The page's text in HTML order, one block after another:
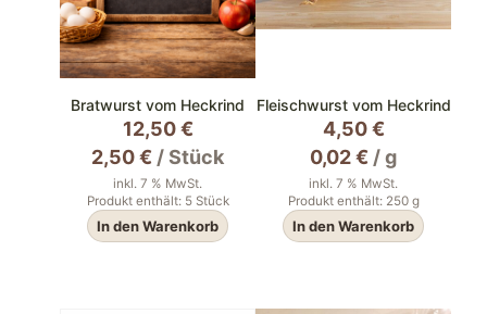
Bratwurst vom Heckrind
12,50€
2,50€ /Stück
inkl. 7 % MwSt.
Produkt enthält: 5 Stück
In den Warenkorb
Fleischwurst vom Heckrind
4,50€
0,02€ /g
inkl. 7 % MwSt.
Produkt enthält: 250 g
In den Warenkorb